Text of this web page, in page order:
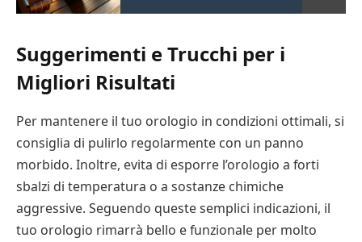
Suggerimenti e Trucchi per i
Migliori Risultati
Per mantenere il tuo orologio in condizioni ottimali, si
consiglia di pulirlo regolarmente con un panno
morbido. Inoltre, evita di esporre l’orologio a forti
sbalzi di temperatura o a sostanze chimiche
aggressive. Seguendo queste semplici indicazioni, il
tuo orologio rimarrà bello e funzionale per molto